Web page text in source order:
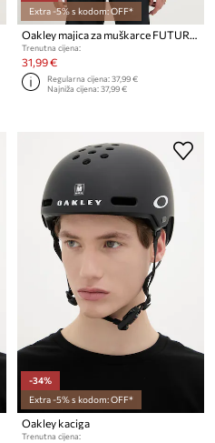
Extra -5% s kodom: OFF*
Oakley majica za muškarce FUTURESCAPE FROG
Trenutna cijena:
31,99 €
Regularna cijena:37,99 €
Najniža cijena:37,99 €
-34%
Extra -5% s kodom: OFF*
Oakley kaciga
Trenutna cijena: